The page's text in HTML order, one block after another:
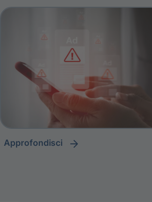
approfondisci